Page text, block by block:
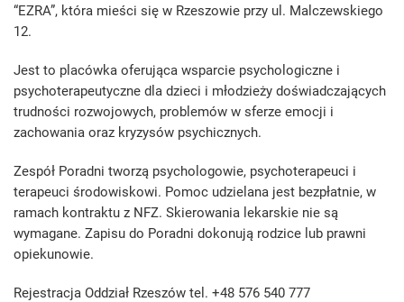
“EZRA”, która mieści się w Rzeszowie przy ul. Malczewskiego
12.
Jest to placówka oferująca wsparcie psychologiczne i
psychoterapeutyczne dla dzieci i młodzieży doświadczających
trudności rozwojowych, problemów w sferze emocji i
zachowania oraz kryzysów psychicznych.
Zespół Poradni tworzą psychologowie, psychoterapeuci i
terapeuci środowiskowi. Pomoc udzielana jest bezpłatnie, w
ramach kontraktu z NFZ. Skierowania lekarskie nie są
wymagane. Zapisu do Poradni dokonują rodzice lub prawni
opiekunowie.
Rejestracja Oddział Rzeszów tel. +48 576 540 777